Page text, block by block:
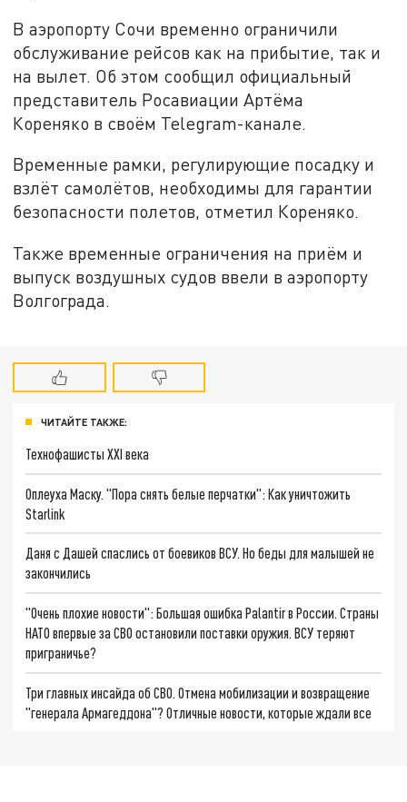
В аэропорту Сочи временно ограничили
обслуживание рейсов как на прибытие, так и
на вылет. Об этом сообщил официальный
представитель Росавиации Артёма
Кореняко в своём Telegram-канале.
Временные рамки, регулирующие посадку и
взлёт самолётов, необходимы для гарантии
безопасности полетов, отметил Кореняко.
Также временные ограничения на приём и
выпуск воздушных судов ввели в аэропорту
Волгограда.
ЧИТАЙТЕ ТАКЖЕ:
Технофашисты XXI века
Оплеуха Маску. "Пора снять белые перчатки": Как уничтожить
Starlink
Даня с Дашей спаслись от боевиков ВСУ. Но беды для малышей не
закончились
"Очень плохие новости": Большая ошибка Palantir в России. Страны
НАТО впервые за СВО остановили поставки оружия. ВСУ теряют
приграничье?
Три главных инсайда об СВО. Отмена мобилизации и возвращение
"генерала Армагеддона"? Отличные новости, которые ждали все